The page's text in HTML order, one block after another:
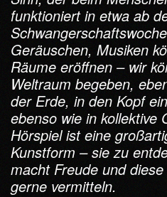
funktioniert in etwa ab
Geräuschen, Musiken
Räume eröffnen – wir
Weltraum begeben,
der Erde, in den Kopf
ebenso wie in kollektive
Hörspiel ist eine
Kunstform – sie zu
macht Freude und
gerne vermitteln.